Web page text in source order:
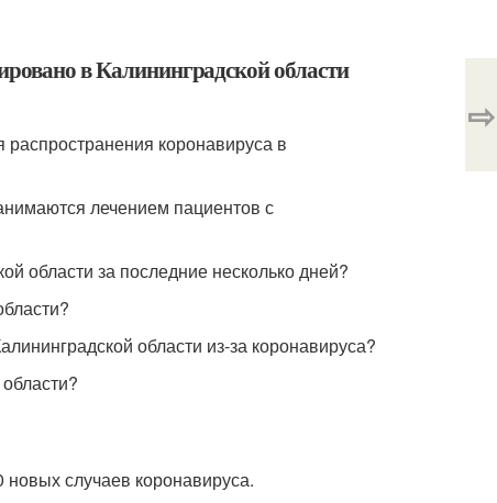
в Калининградской области
коронавируса в
лечением пациентов с
области за последние несколько дней?
области из-за коронавируса?
случаев коронавируса.
⇨